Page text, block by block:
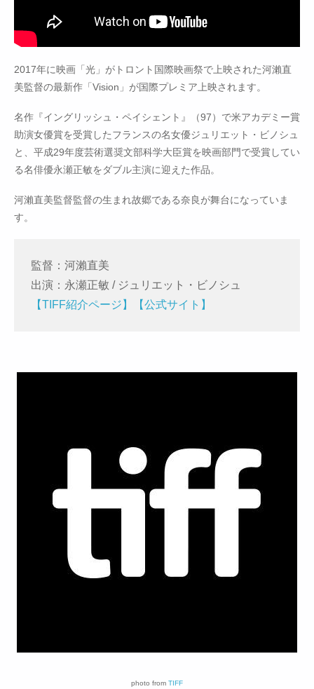
2017年に映画「光」がトロント国際映画祭で上映された河瀨直
美監督の最新作「Vision」が国際プレミア上映されます。
名作『イングリッシュ・ペイシェント』（97）で米アカデミー賞
助演女優賞を受賞したフランスの名女優ジュリエット・ビノシュ
と、平成29年度芸術選奨文部科学大臣賞を映画部門で受賞してい
る名俳優永瀬正敏をダブル主演に迎えた作品。
河瀨直美監督監督の生まれ故郷である奈良が舞台になっていま
す。
監督：河瀨直美
出演：永瀬正敏 / ジュリエット・ビノシュ
【TIFF紹介ページ】
【公式サイト】
photo from TIFF